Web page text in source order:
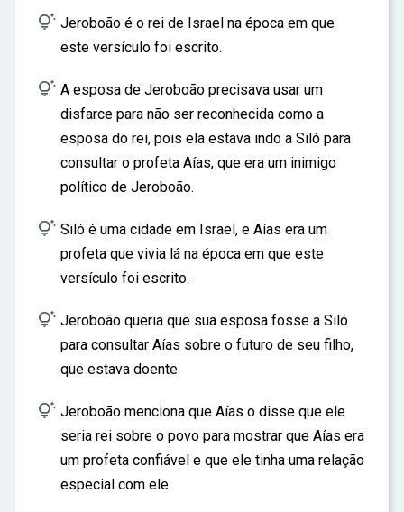
 Jeroboão é o rei de Israel na época em que
este versículo foi escrito.
 A esposa de Jeroboão precisava usar um
disfarce para não ser reconhecida como a
esposa do rei, pois ela estava indo a Siló para
consultar o profeta Aías, que era um inimigo
político de Jeroboão.
 Siló é uma cidade em Israel, e Aías era um
profeta que vivia lá na época em que este
versículo foi escrito.
 Jeroboão queria que sua esposa fosse a Siló
para consultar Aías sobre o futuro de seu filho,
que estava doente.
 Jeroboão menciona que Aías o disse que ele
seria rei sobre o povo para mostrar que Aías era
um profeta confiável e que ele tinha uma relação
especial com ele.